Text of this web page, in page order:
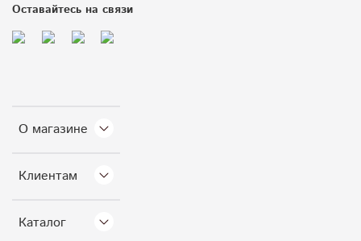
О магазине
Клиентам
Каталог
Оставайтесь на связи